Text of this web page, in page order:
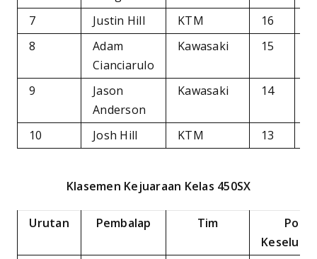
7 Justin Hill KTM 16
8
Adam
Cianciarulo
Kawasaki 15
9
Jason
Anderson
Kawasaki 14
10 Josh Hill KTM 13
Klasemen Kejuaraan Kelas 450SX
Urutan Pembalap Tim
Poin